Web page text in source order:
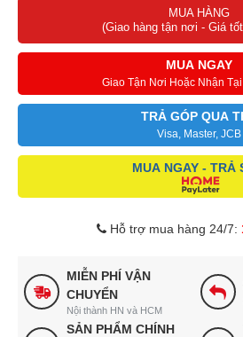
Bảng điều khiển điện tử dễ sử dụng,
MUA HÀNG
(Giao hàng tận nơi - Giá
MUA NGAY
Giao Tận Nơi Hoặc Nhận
TRẢ GÓP QUA
Visa, Master, JCB
MUA NGAY - TRẢ
Hỗ trợ mua hàng 24/7:
MIỄN PHÍ VẬN
CHUYỂN
Nội thành HN và HCM
SẢN PHẨM CHÍNH